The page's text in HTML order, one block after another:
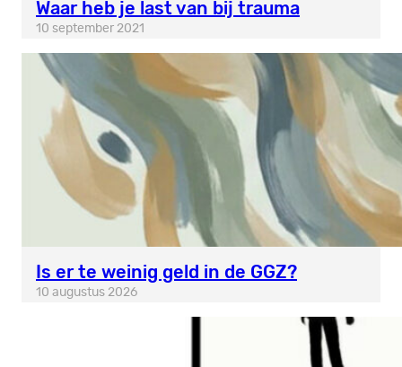
Waar heb je last van bij trauma
10 september 2021
Is er te weinig geld in de GGZ?
10 augustus 2026